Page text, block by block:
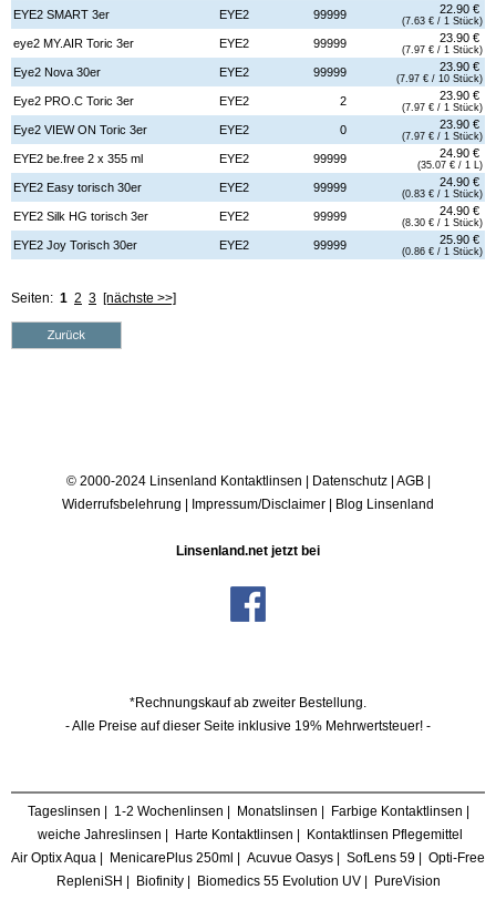
EYE2 SMART 3er EYE2 99999 22.90 €
(7.63 € / 1 Stück)
eye2 MY.AIR Toric 3er EYE2 99999 23.90 €
(7.97 € / 1 Stück)
Eye2 Nova 30er EYE2 99999 23.90 €
(7.97 € / 10 Stück)
Eye2 PRO.C Toric 3er EYE2 2 23.90 €
(7.97 € / 1 Stück)
Eye2 VIEW ON Toric 3er EYE2 0 23.90 €
(7.97 € / 1 Stück)
EYE2 be.free 2 x 355 ml EYE2 99999 24.90 €
(35.07 € / 1 L)
EYE2 Easy torisch 30er EYE2 99999 24.90 €
(0.83 € / 1 Stück)
EYE2 Silk HG torisch 3er EYE2 99999 24.90 €
(8.30 € / 1 Stück)
EYE2 Joy Torisch 30er EYE2 99999 25.90 €
(0.86 € / 1 Stück)
Seiten: 1 2 3 [nächste >>]
© 2000-2024 Linsenland Kontaktlinsen | Datenschutz| AGB|
Widerrufsbelehrung | Impressum/Disclaimer | Blog Linsenland
Linsenland.net jetzt bei
*Rechnungskauf ab zweiter Bestellung.
- Alle Preise auf dieser Seite inklusive 19% Mehrwertsteuer! -
Tageslinsen | 1-2 Wochenlinsen | Monatslinsen | Farbige Kontaktlinsen |
weiche Jahreslinsen | Harte Kontaktlinsen | Kontaktlinsen Pflegemittel
Air Optix Aqua | MenicarePlus 250ml | Acuvue Oasys | SofLens 59 | Opti-Free
RepleniSH | Biofinity| Biomedics 55 Evolution UV| PureVision